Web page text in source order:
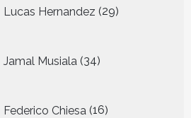
Lucas Hernandez 29
producten
Jamal Musiala 34
producten
Federico Chiesa 16